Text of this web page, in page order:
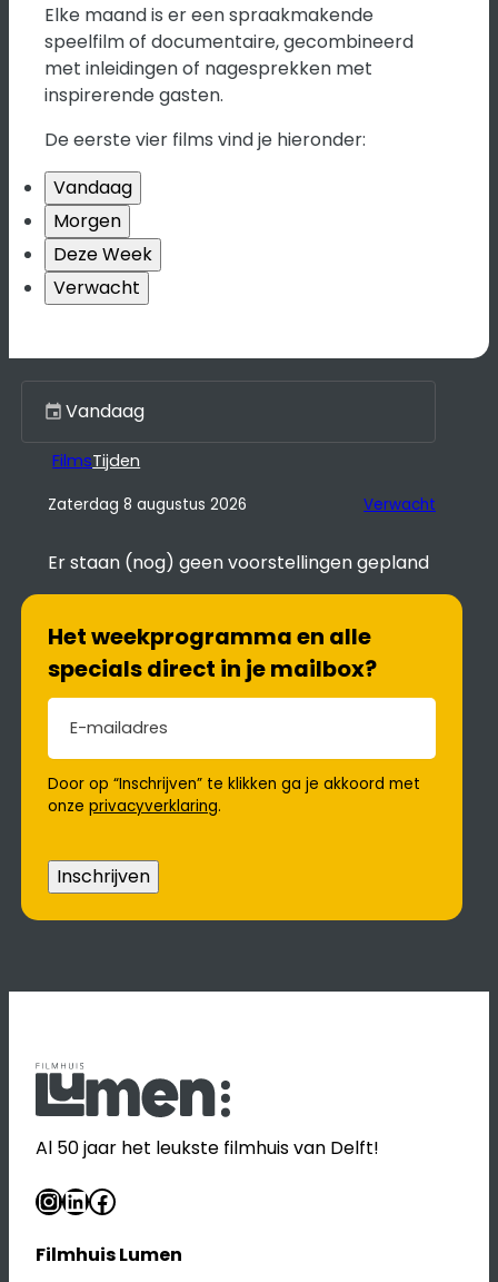
Elke maand is er een spraakmakende
speelfilm of documentaire, gecombineerd
met inleidingen of nagesprekken met
inspirerende gasten.
De eerste vier films vind je hieronder:
Vandaag
Morgen
Deze Week
Verwacht
Kies een dag
FilmsTijden
Zaterdag 8 augustus 2026 Verwacht
Er staan (nog) geen voorstellingen gepland
Het weekprogramma en alle
specials direct in je mailbox?
E-mailadres
Door op “Inschrijven” te klikken ga je akkoord met
onzeprivacyverklaring.
Inschrijven
Al 50 jaar het leukste filmhuis van Delft!
InstagramLinkedIn Facebook
Filmhuis Lumen